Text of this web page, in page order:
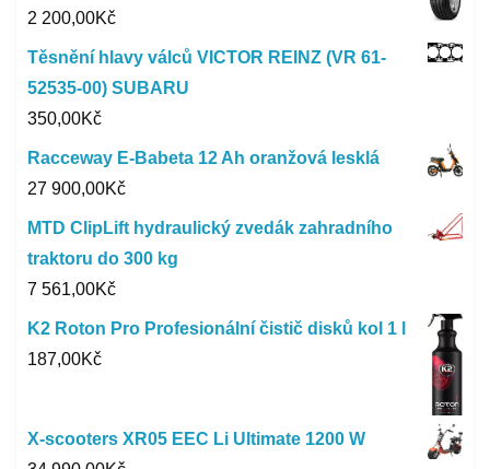
2 200,00Kč
Těsnění hlavy válců VICTOR REINZ (VR 61-
52535-00) SUBARU
350,00Kč
Racceway E-Babeta 12 Ah oranžová lesklá
27 900,00Kč
MTD ClipLift hydraulický zvedák zahradního
traktoru do 300 kg
7 561,00Kč
K2 Roton Pro Profesionální čistič disků kol 1 l
187,00Kč
X-scooters XR05 EEC Li Ultimate 1200 W